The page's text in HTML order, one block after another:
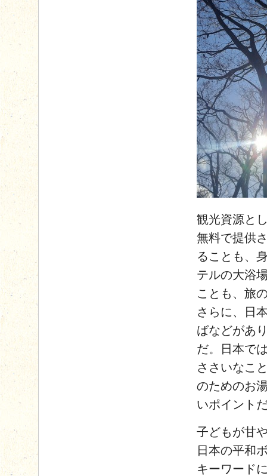
観光資源と
無料で提供
ることも、
テルの大浴
ことも、旅
さらに、日
ばなどがあ
だ。日本で
ささいなこ
のためのお
いポイント
子どもが甘
日本の平和
キーワード